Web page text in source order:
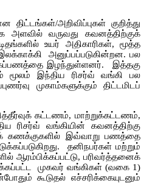
திட்டங்கள்/அறிவிப்புகள் குறித்து
அளவில் வருவது கவனத்திற்குக்
உயர் அதிகாரிகள், மூத்த
அனுப்பப்படுகின்றன. பல
இழந்துள்ளனர். இத்தகு
மூலம் இந்திய ரிசர்வ் வங்கி பல
முகாம்களுக்கும் திட்டமிடப்
கட்டணம், மாற்றுக்கட்டணம்,
ரிசர்வ் வங்கியின் கவனத்திற்கு
கணக்குகளில் இவ்வாறு பணத்தை
தனிநபர்கள் மற்றும்
ஆரம்பிக்கப்பட்டு, பரிவர்த்தனைக்
முகவர் வங்கிகள் (வகை 1)
கூடுதல் எச்சரிக்கையுடனும்